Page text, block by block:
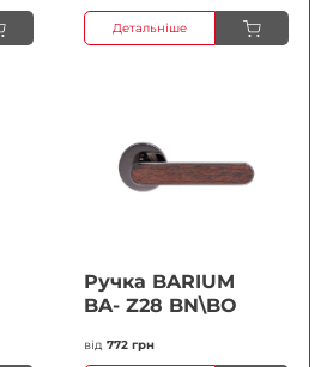
Детальніше
Ручка BARIUM
BA- Z28 BN\BO
від 772 грн